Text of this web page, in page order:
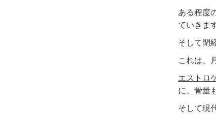
ある程度
ていきま
そして閉
これは、
エストロ
に、骨量
そして現